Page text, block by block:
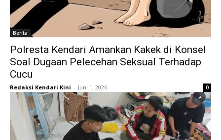
Berita
Polresta Kendari Amankan Kakek di Konsel
Soal Dugaan Pelecehan Seksual Terhadap
Cucu
Redaksi Kendari Kini - Juni 1, 2026 0